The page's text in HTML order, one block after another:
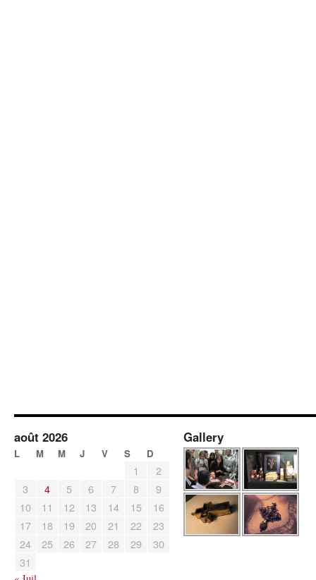
août 2026
L M M J V S D
1
2
3
4 5 6 7 8
9
10
11 12 13 14 15
16
17
18 19 20 21 22
23
24
25 26 27 28 29
30
31
Gallery